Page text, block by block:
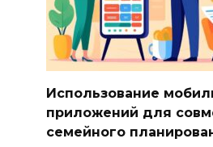
Использование
приложений для
семейного